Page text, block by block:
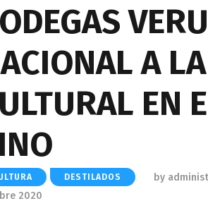
A
EN
DESTILADOS by
2020